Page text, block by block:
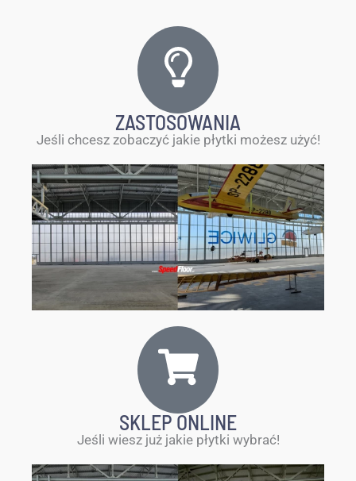
ZASTOSOWANIA
Jeśli chcesz zobaczyć jakie płytki możesz użyć!
SKLEP ONLINE
Jeśli wiesz już jakie płytki wybrać!